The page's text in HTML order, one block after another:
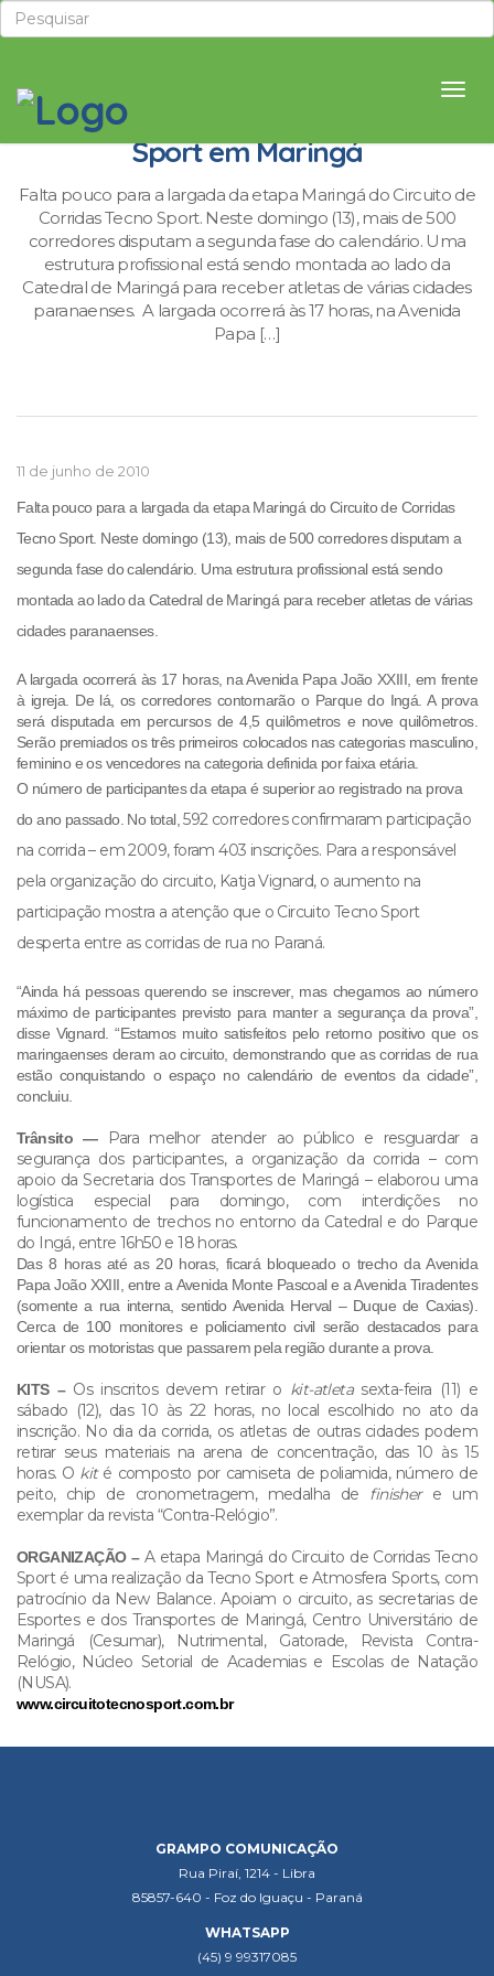
Tudo pronto para o Circuito Tecno
Sport em Maringá
Falta pouco para a largada da etapa Maringá do Circuito de
Corridas Tecno Sport. Neste domingo (13), mais de 500
corredores disputam a segunda fase do calendário. Uma
estrutura profissional está sendo montada ao lado da
Catedral de Maringá para receber atletas de várias cidades
paranaenses. A largada ocorrerá às 17 horas, na Avenida
Papa […]
11 de junho de 2010
Falta pouco para a largada da etapa Maringá do Circuito de Corridas
Tecno Sport. Neste domingo (13), mais de 500 corredores disputam a
segunda fase do calendário. Uma estrutura profissional está sendo
montada ao lado da Catedral de Maringá para receber atletas de várias
cidades paranaenses.
A largada ocorrerá às 17 horas, na Avenida Papa João XXIII, em frente
à igreja. De lá, os corredores contornarão o Parque do Ingá. A prova
será disputada em percursos de4,5 quilômetrose nove quilômetros.
Serão premiados os três primeiros colocados nas categorias masculino,
feminino e os vencedores na categoria definida por faixa etária.
O número de participantes da etapa é superior ao registrado na prova
do ano passado. No total,592corredores confirmaram participação
na corrida – em 2009, foram 403 inscrições. Para a responsável
pela organização do circuito, Katja Vignard, o aumento na
participação mostra a atenção que o Circuito Tecno Sport
desperta entre as corridas de rua no Paraná.
“Ainda há pessoas querendo se inscrever, mas chegamos ao número
máximo de participantes previsto para manter a segurança da prova”,
disse Vignard. “Estamos muito satisfeitos pelo retorno positivo que os
maringaenses deram ao circuito, demonstrando que as corridas de rua
estão conquistando o espaço no calendário de eventos da cidade”,
concluiu.
Trânsito —
Para melhor atender ao público e resguardar a
segurança dos participantes, a organização da corrida – com
apoio da Secretaria dos Transportes de Maringá – elaborou uma
logística especial para domingo, com interdições no
funcionamento de trechos no entorno da Catedral e do Parque
do Ingá, entre 16h50 e 18 horas.
Das 8 horas até as 20 horas, ficará bloqueado o trecho da Avenida
Papa João XXIII, entre a Avenida Monte Pascoal e a Avenida Tiradentes
(somente a rua interna, sentido Avenida Herval – Duque de Caxias).
Cerca de 100 monitores e policiamento civil serão destacados para
orientar os motoristas que passarem pela região durante a prova.
KITS – Os inscritos devem retirar o kit-atletasexta-feira (11) e
sábado (12), das 10 às 22 horas, no local escolhido no ato da
inscrição. No dia da corrida, os atletas de outras cidades podem
retirar seus materiais na arena de concentração, das 10 às 15
horas. O kité composto por camiseta de poliamida, número de
peito, chip de cronometragem, medalha de finishere um
exemplar da revista “Contra-Relógio”.
ORGANIZAÇÃO – A etapa Maringá do Circuito de Corridas Tecno
Sport é uma realização da Tecno Sport e Atmosfera Sports, com
patrocínio da New Balance. Apoiam o circuito, as secretarias de
Esportes e dos Transportes de Maringá, Centro Universitário de
Maringá (Cesumar), Nutrimental, Gatorade, Revista Contra-
Relógio, Núcleo Setorial de Academias e Escolas de Natação
(NUSA).
www.circuitotecnosport.com.br
GRAMPO COMUNICAÇÃO
Rua Piraí, 1214 - Libra
85857-640 - Foz do Iguaçu - Paraná
WHATSAPP
(45) 9 99317085